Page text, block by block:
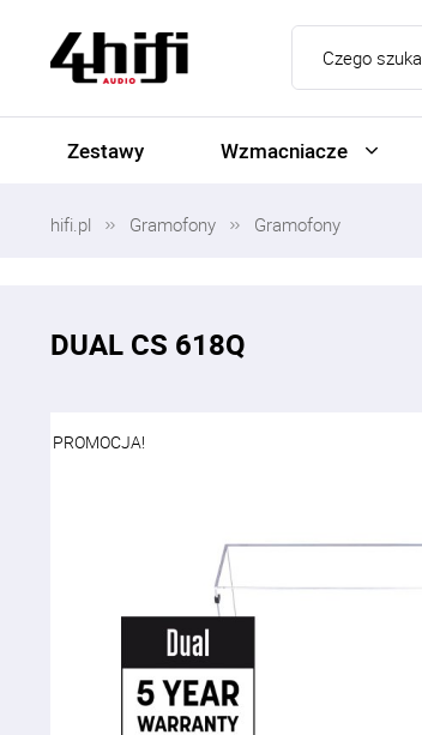
Zestawy Wzmacniacze
hifi.pl Gramofony Gramofony
DUAL CS 618Q
PROMOCJA!